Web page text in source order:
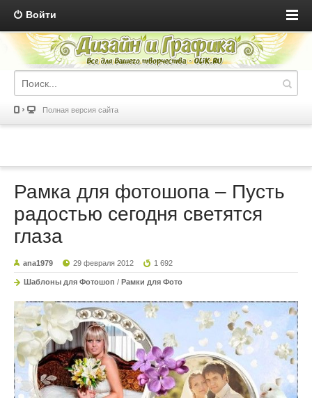
Войти
Полная версия сайта
Рамка для фотошопа – Пусть
радостью сегодня светятся
глаза
ana1979 29 февраля 2012 1 692
Шаблоны для Фотошоп / Рамки для Фото